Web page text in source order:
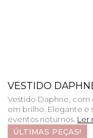
VESTIDO
Vestido Daphne,
em brilho. Elegante e
eventos noturnos. Ler
ÚLTIMAS PEÇAS!